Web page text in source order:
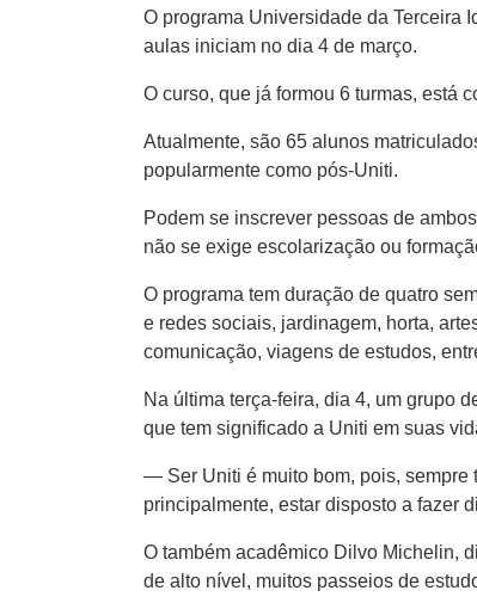
O programa Universidade da Terceira
aulas iniciam no dia 4 de março.
O curso, que já formou 6 turmas, está
Atualmente, são 65 alunos
popularmente como pós-Uniti.
Podem se inscrever pessoas de
não se exige escolarização ou
O programa tem duração de quatro
e redes sociais, jardinagem, horta,
comunicação, viagens de estudos,
Na última terça-feira, dia 4, um grupo
que tem significado a Uniti em suas
— Ser Uniti é muito bom, pois, sempre
principalmente, estar disposto a fazer
O também acadêmico Dilvo Michelin,
de alto nível, muitos passeios de